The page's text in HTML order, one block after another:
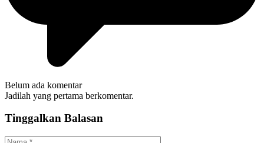
Belum ada komentar
Jadilah yang pertama berkomentar.
Tinggalkan Balasan